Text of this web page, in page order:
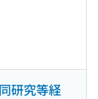
研究等経